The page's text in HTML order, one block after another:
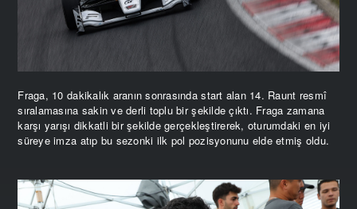
Fraga, 10 dakikalık aranın sonrasında start alan 14. Raunt resmî
sıralamasına sakin ve derli toplu bir şekilde çıktı. Fraga zamana
karşı yarışı dikkatli bir şekilde gerçekleştirerek, oturumdaki en iyi
süreye imza atıp bu sezonki ilk pol pozisyonunu elde etmiş oldu.